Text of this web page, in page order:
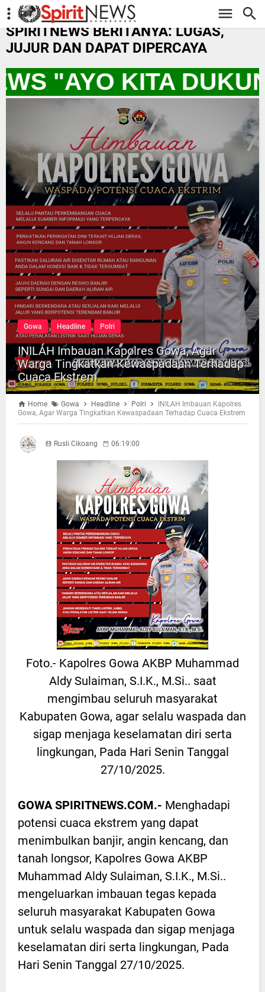
-->
SPIRITNEWS BERITANYA: LUGAS,
JUJUR DAN DAPAT DIPERCAYA
"AYO KITA
Gowa Headline Polri
INILAH Imbauan Kapolres Gowa, Agar
Warga Tingkatkan Kewaspadaan Terhadap
Cuaca Ekstrem
Home Gowa Headline Polri
INILAH Imbauan Kapolres
Gowa, Agar Warga Tingkatkan Kewaspadaan Terhadap Cuaca Ekstrem
Rusli Cikoang 06:19:00
Foto.- Kapolres Gowa AKBP Muhammad
Aldy Sulaiman, S.I.K., M.Si.. saat
mengimbau seluruh masyarakat
Kabupaten Gowa, agar selalu waspada dan
sigap menjaga keselamatan diri serta
lingkungan, Pada Hari Senin Tanggal
27/10/2025.
GOWA SPIRITNEWS.COM.- Menghadapi
potensi cuaca ekstrem yang dapat
menimbulkan banjir, angin kencang, dan
tanah longsor, Kapolres Gowa AKBP
Muhammad Aldy Sulaiman, S.I.K., M.Si..
mengeluarkan imbauan tegas kepada
seluruh masyarakat Kabupaten Gowa
untuk selalu waspada dan sigap menjaga
keselamatan diri serta lingkungan, Pada
Hari Senin Tanggal 27/10/2025.